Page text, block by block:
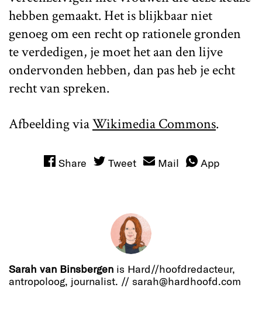
hebben gemaakt. Het is blijkbaar niet
genoeg om een recht op rationele gronden
te verdedigen, je moet het aan den lijve
ondervonden hebben, dan pas heb je echt
recht van spreken.
Afbeelding viaWikimedia Commons.
Share Tweet Mail App
Sarah van Binsbergen is Hard//hoofdredacteur,
antropoloog, journalist. // sarah@hardhoofd.com